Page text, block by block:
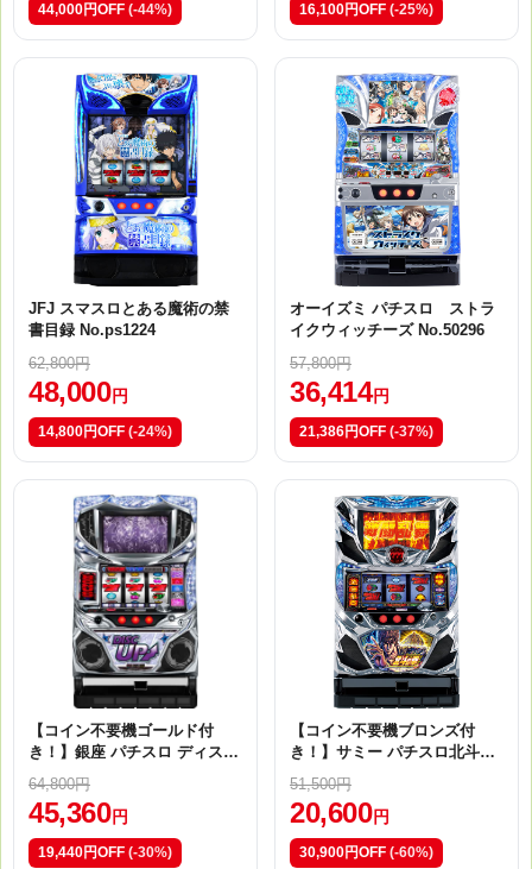
44,000円OFF (-44%) 16,100円OFF (-25%)
JFJ スマスロとある魔術の禁
書目録 No.ps1224
62,800円
48,000 円
14,800円OFF (-24%)
オーイズミ パチスロ ストラ
イクウィッチーズ No.50296
57,800円
36,414円
21,386円OFF (-37%)
【コイン不要機ゴールド付
き！】銀座 パチスロ ディスク
3672
64,800円
45,360 円
19,440円OFF (-30%)
【コイン不要機ブロンズ付
き！】サミー パチスロ北斗の
51,500円
20,600 円
30,900円OFF (-60%)